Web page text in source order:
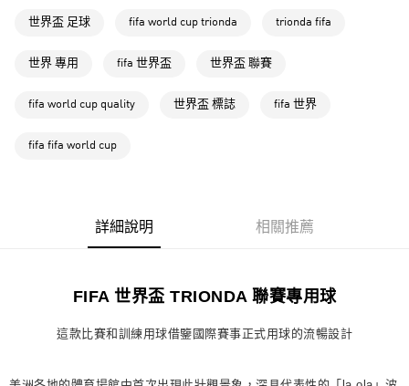
萊爾富取貨付款
付款後萊爾富取貨
每筆NT$80，滿NT$1,500(含以上)免運費
每筆NT$80，滿NT$1,500(含以上)免運費
付款後門市自取
每筆NT$80，滿NT$1,500(含以上)免運費
世界盃 足球 fifa world cup trionda trionda fifa
世界 專用 fifa 世界盃 世界盃 聯賽
fifa world cup quality 世界盃 標誌 fifa 世界
fifa fifa world cup
詳細說明 相關推薦
FIFA 世界盃 TRIONDA 聯賽專用球
這款比賽和訓練用球借鑒國際賽事正式用球的流暢設計